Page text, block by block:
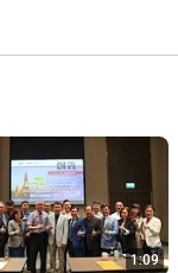
1:09